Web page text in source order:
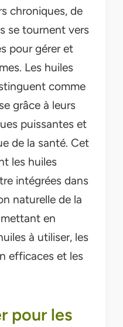
chroniques, de
se tournent vers
pour gérer et
Les huiles
comme
grâce à leurs
puissantes et
de la santé. Cet
les huiles
intégrées dans
naturelle de la
en
à utiliser, les
efficaces et les
pour les